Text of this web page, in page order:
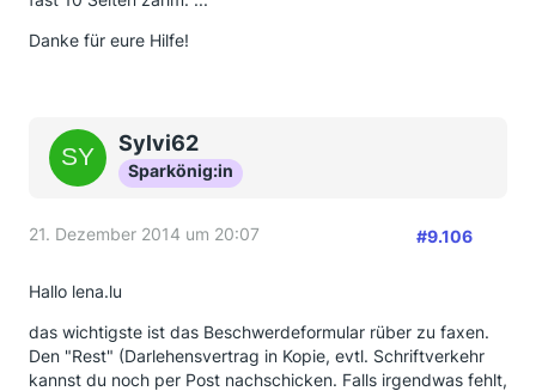
Danke für eure Hilfe!
Sylvi62
Sparkönig:in
21. Dezember 2014 um 20:07 #9.106
Hallo lena.lu
das wichtigste ist das Beschwerdeformular rüber zu faxen.
Den "Rest" (Darlehensvertrag in Kopie, evtl. Schriftverkehr
kannst du noch per Post nachschicken. Falls irgendwas fehlt,